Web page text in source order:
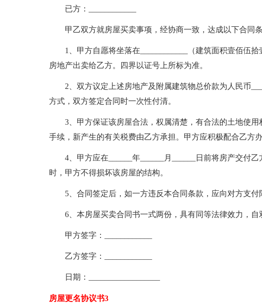
已方：____________
甲乙双方就房屋买卖事项，经协商一致，达成以下合同条
1、甲方自愿将坐落在____________（建筑面积壹佰伍
房地产出卖给乙方。四界以证号上所标为准。
2、双方议定上述房地产及附属建筑物总价款为人民币
方式，双方签定合同时一次性付清。
3、甲方保证该房屋合法，权属清楚，有合法的土地使
手续，新产生的有关税费由乙方承担。甲方应积极配合乙方
4、甲方应在______年______月______日前将房产交付
时，甲方不得损坏该房屋的结构。
5、合同签定后，如一方违反本合同条款，应向对方支付
6、本房屋买卖合同书一式两份，具有同等法律效力，自
甲方签字：____________
乙方签字：____________
日期：__________________
房屋更名协议书3